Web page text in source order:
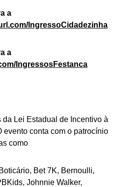
a
com/IngressoCidadezinha
a
IngressosFestanca
da Lei Estadual de Incentivo à
evento conta com o patrocínio
como
Bet 7K, Bernoulli,
Johnnie Walker,